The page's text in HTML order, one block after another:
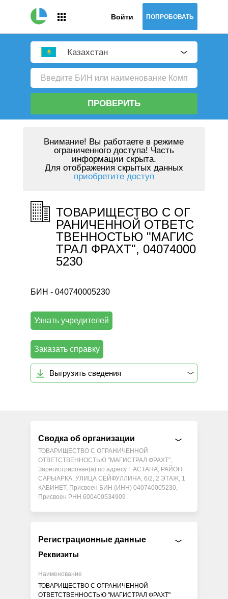
Войти ПОПРОБОВАТЬ
Казахстан
ПРОВЕРИТЬ
Внимание! Вы работаете в режиме
ограниченного доступа! Часть
информации скрыта.
Для отображения скрытых данных
приобретите доступ
ТОВАРИЩЕСТВО С ОГ
РАНИЧЕННОЙ ОТВЕТС
ТВЕННОСТЬЮ "МАГИС
ТРАЛ ФРАХТ", 04074000
5230
БИН - 040740005230
Узнать учредителей
Заказать справку
Выгрузить сведения
Сводка об организации
ТОВАРИЩЕСТВО С ОГРАНИЧЕННОЙ
ОТВЕТСТВЕННОСТЬЮ "МАГИСТРАЛ ФРАХТ",
Зарегистрирован(а) по адресу Г.АСТАНА, РАЙОН
САРЫАРКА, УЛИЦА СЕЙФУЛЛИНА, 6/2, 2 ЭТАЖ, 1
КАБИНЕТ, Присвоен БИН (ИНН) 040740005230,
Присвоен РНН 600400534909
Регистрационные данные
Реквизиты
Наименование
ТОВАРИЩЕСТВО С ОГРАНИЧЕННОЙ
ОТВЕТСТВЕННОСТЬЮ "МАГИСТРАЛ ФРАХТ"